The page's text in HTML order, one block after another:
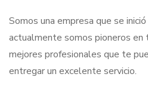
Somos una empresa que se
actualmente somos pioneros en
mejores profesionales que te
entregar un excelente servicio.